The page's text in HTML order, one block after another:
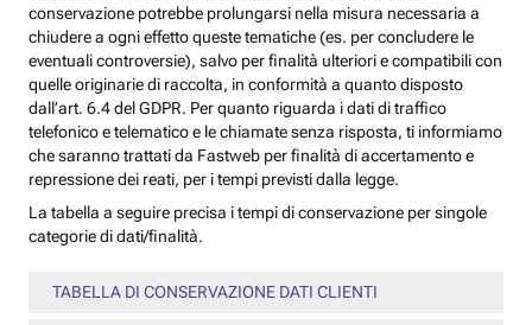
conservazione potrebbe prolungarsi nella misura necessaria a
chiudere a ogni effetto queste tematiche (es. per concludere le
eventuali controversie), salvo per finalità ulteriori e compatibili con
quelle originarie di raccolta, in conformità a quanto disposto
dall’art. 6.4 del GDPR. Per quanto riguarda i dati di traffico
telefonico e telematico e le chiamate senza risposta, ti informiamo
che saranno trattati da Fastweb per finalità di accertamento e
repressione dei reati, per i tempi previsti dalla legge.
La tabella a seguire precisa i tempi di conservazione per singole
categorie di dati/finalità.
TABELLA DI CONSERVAZIONE DATI CLIENTI